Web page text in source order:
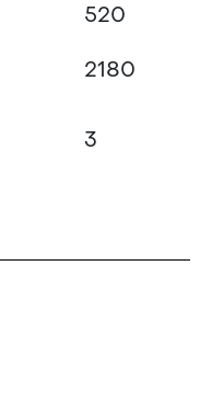
520
2180
3